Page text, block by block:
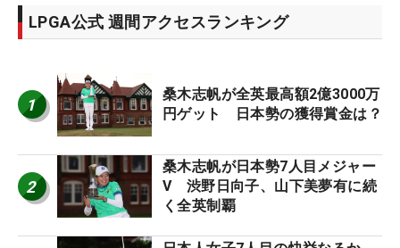
LPGA公式 週間アクセスランキング
1
桑木志帆が全英最高額2億3000万
円ゲット 日本勢の獲得賞金は？
2
桑木志帆が日本勢7人目メジャー
V 渋野日向子、山下美夢有に続
く全英制覇